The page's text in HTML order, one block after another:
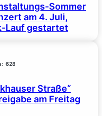
Sommer
am 4. Juli,
Lauf gestartet
628
Straße“
am Freitag